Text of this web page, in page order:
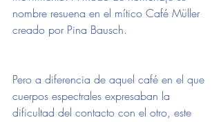
nombre resuena en el mítico Café Müller
creado por Pina Bausch.
Pero a diferencia de aquel café en el que
cuerpos espectrales expresaban la
dificultad del contacto con el otro, este